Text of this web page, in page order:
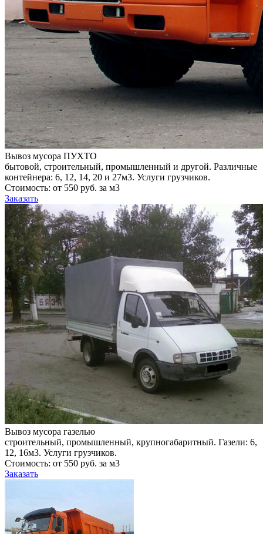
Вывоз мусора ПУХТО
бытовой, строительный, промышленный и другой. Различные
контейнера: 6, 12, 14, 20 и 27м3. Услуги грузчиков.
Стоимость: от 550 руб. за м3
Заказать
Вывоз мусора газелью
строительный, промышленный, крупногабаритный. Газели: 6,
12, 16м3. Услуги грузчиков.
Стоимость: от 550 руб. за м3
Заказать